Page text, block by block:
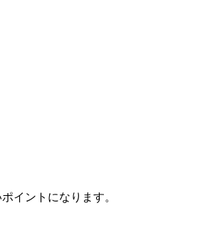
イントになります。